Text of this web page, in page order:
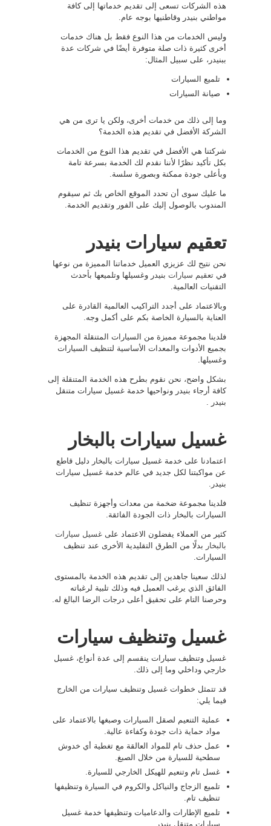
هذه الشركات تسعى إلى تقديم خدماتها إلى كافة
مواطني بنيدر وقاطنيها بوجه عام.
وليس الخدمات من هذا النوع فقط بل هناك خدمات
أخرى كثيرة ذات صلة متوفرة أيضًا في شركات عدة
ببنيدر، على سبيل المثال:
تلميع السيارات
صيانة السيارات
وما إلى ذلك من خدمات أخرى، ولكن يا ترى من هي
الشركة الأفضل في تقديم هذه الخدمة؟
شركتنا هي الأفضل في تقديم هذا النوع من الخدمات
بكل تأكيد نظرًا لأننا نقدم لك الخدمة بسرعة تامة
وبأعلى جودة ممكنة وبصورة سلسة.
ما عليك سوى أن تحدد الموقع الخاص بك ثم سيقوم
المندوب بالوصول إليك على الفور وتقديم الخدمة.
تعقيم سيارات بنيدر
نحن نتيح لك عزيزي العميل خدماتنا المميزة من نوعها
في تعقيم سيارات بنيدر وغسيلها وتلميعها بأحدث
التقنيات العالمية.
وبالاعتماد على أجدد التراكيب العالمية القادرة على
العناية بالسيارة الخاصة بكم على أكمل وجه.
فلدينا مجموعة مميزة من السيارات المتنقلة المجهزة
بجميع الأدوات والمعدات الأساسية لتنظيف السيارات
وغسيلها.
بشكل واضح، نحن نقوم بطرح هذه الخدمة المتنقلة إلى
كافة أرجاء بنيدر ونواحيها خدمة غسيل سيارات متنقل
بنيدر .
غسيل سيارات بالبخار
اعتمادنا على خدمة غسيل سيارات بالبخار دليل قاطع
عن مواكبتنا لكل جديد في عالم خدمة غسيل سيارات
بنيدر.
فلدينا مجموعة ضخمة من معدات وأجهزة تنظيف
السيارات بالبخار ذات الجودة الفائقة.
كثير من العملاء يفضلون الاعتماد على غسيل سيارات
بالبخار بدلًا من الطرق التقليدية الأخرى عند تنظيف
السيارات.
لذلك سعينا جاهدين إلى تقديم هذه الخدمة بالمستوى
الفائق الذي يرغب العميل فيه وذلك تلبية لرغباته
وحرصنا التام على تحقيق أعلى درجات الرضا البالغ له.
غسيل وتنظيف سيارات
غسيل وتنظيف سيارات ينقسم إلى عدة أنواع، غسيل
خارجي وداخلي وما إلى ذلك.
قد تتمثل خطوات غسيل وتنظيف سيارات من الخارج
فيما يلي:
عملية التنعيم لصقل السيارات وصبغها بالاعتماد على
مواد حماية ذات جودة وكفاءة عالية.
عمل حذف تام للمواد العالقة مع تغطية أي خدوش
سطحية للسيارة من خلال الصبغ.
غسل تام وتنعيم للهيكل الخارجي للسيارة.
تلميع الزجاج والنياكل والكروم في السيارة وتنظيفها
تنظيف تام.
تلميع الإطارات والدعاميات وتنظيفها خدمة غسيل
سيارات متنقل بنيدر .